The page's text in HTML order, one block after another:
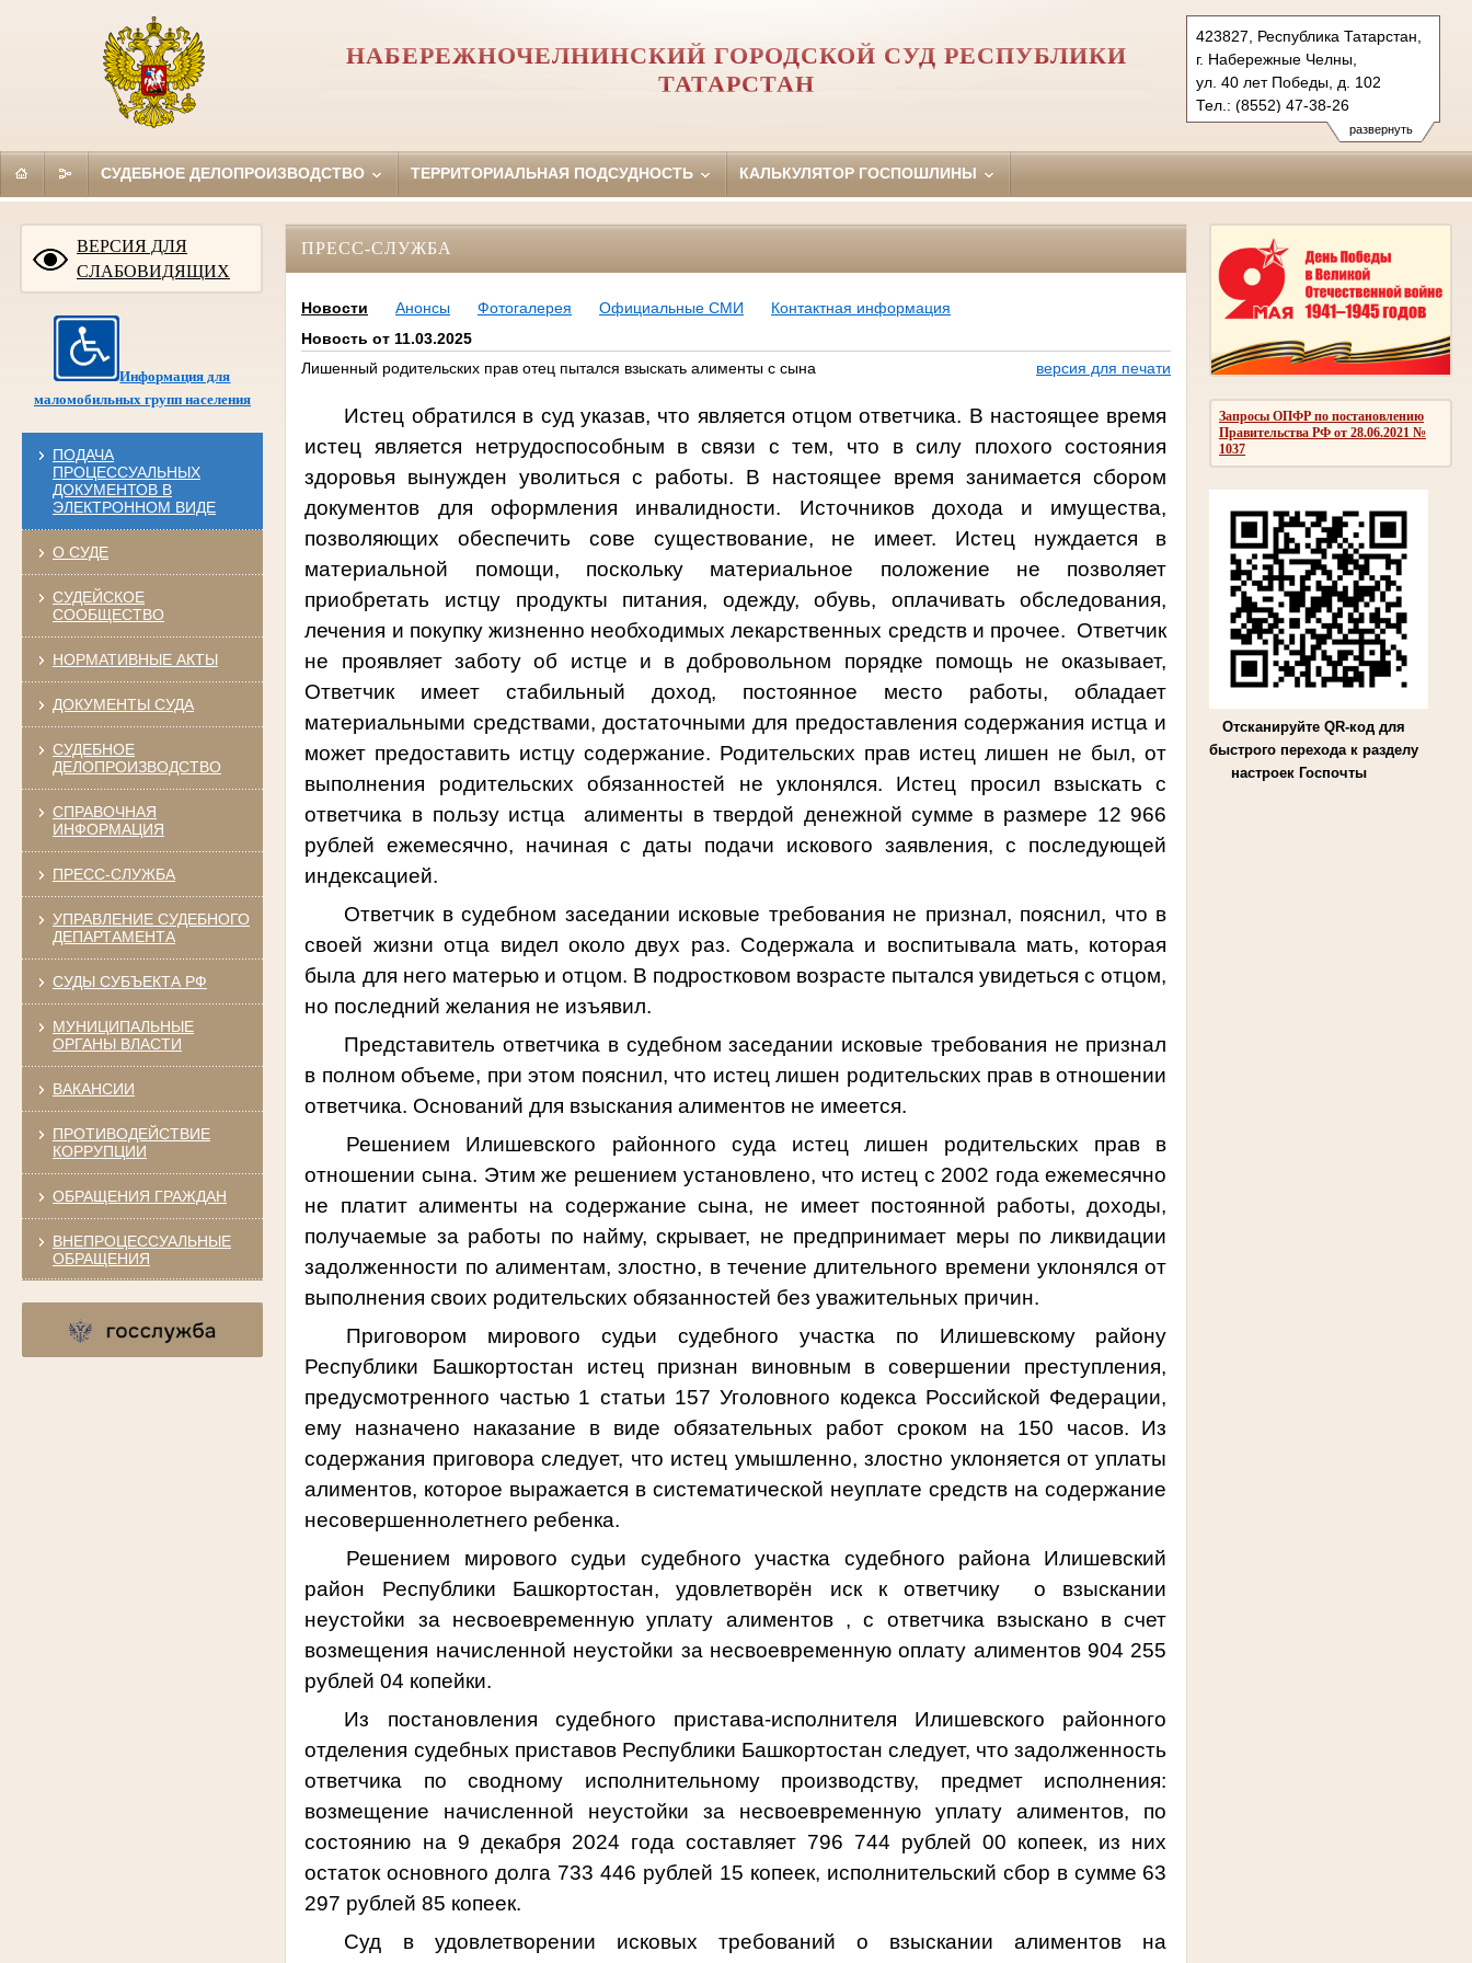
развернуть
423827, Республика Татарстан,
г. Набережные Челны,
ул. 40 лет Победы, д. 102
Тел.: (8552) 47-38-26
naberezhno-
chelninsky.tat@sudrf.ru
НАБЕРЕЖНОЧЕЛНИНСКИЙ ГОРОДСКОЙ СУД РЕСПУБЛИКИ
ТАТАРСТАН
СУДЕБНОЕ ДЕЛОПРОИЗВОДСТВО ТЕРРИТОРИАЛЬНАЯ ПОДСУДНОСТЬ КАЛЬКУЛЯТОР ГОСПОШЛИНЫ
ВЕРСИЯ ДЛЯ
СЛАБОВИДЯЩИХ
Информация для
маломобильных групп населения
ПОДАЧА
ПРОЦЕССУАЛЬНЫХ
ДОКУМЕНТОВ В
ЭЛЕКТРОННОМ ВИДЕ
О СУДЕ
СУДЕЙСКОЕ
СООБЩЕСТВО
НОРМАТИВНЫЕ АКТЫ
ДОКУМЕНТЫ СУДА
СУДЕБНОЕ
ДЕЛОПРОИЗВОДСТВО
СПРАВОЧНАЯ
ИНФОРМАЦИЯ
ПРЕСС-СЛУЖБА
УПРАВЛЕНИЕ СУДЕБНОГО
ДЕПАРТАМЕНТА
СУДЫ СУБЪЕКТА РФ
МУНИЦИПАЛЬНЫЕ
ОРГАНЫ ВЛАСТИ
ВАКАНСИИ
ПРОТИВОДЕЙСТВИЕ
КОРРУПЦИИ
ОБРАЩЕНИЯ ГРАЖДАН
ВНЕПРОЦЕССУАЛЬНЫЕ
ОБРАЩЕНИЯ
Запросы ОПФР по постановлению
Правительства РФ от 28.06.2021 №
1037
Отсканируйте QR-код для
быстрого перехода к разделу
настроек Госпочты
ПРЕСС-СЛУЖБА
Новости Анонсы Фотогалерея Официальные СМИ
Контактная информация
Новость от 11.03.2025
Лишенный родительских прав отец пытался взыскать алименты с сына
версия для печати
Истец обратился в суд указав, что является отцом ответчика. В настоящее время
истец является нетрудоспособным в связи с тем, что в силу плохого состояния
здоровья вынужден уволиться с работы. В настоящее время занимается сбором
документов для оформления инвалидности. Источников дохода и имущества,
позволяющих обеспечить сове существование, не имеет. Истец нуждается в
материальной помощи, поскольку материальное положение не позволяет
приобретать истцу продукты питания, одежду, обувь, оплачивать обследования,
лечения и покупку жизненно необходимых лекарственных средств и прочее. Ответчик
не проявляет заботу об истце и в добровольном порядке помощь не оказывает,
Ответчик имеет стабильный доход, постоянное место работы, обладает
материальными средствами, достаточными для предоставления содержания истца и
может предоставить истцу содержание. Родительских прав истец лишен не был, от
выполнения родительских обязанностей не уклонялся. Истец просил взыскать с
ответчика в пользу истца алименты в твердой денежной сумме в размере 12 966
рублей ежемесячно, начиная с даты подачи искового заявления, с последующей
индексацией.
Ответчик в судебном заседании исковые требования не признал, пояснил, что в
своей жизни отца видел около двух раз. Содержала и воспитывала мать, которая
была для него матерью и отцом. В подростковом возрасте пытался увидеться с отцом,
но последний желания не изъявил.
Представитель ответчика в судебном заседании исковые требования не признал
в полном объеме, при этом пояснил, что истец лишен родительских прав в отношении
ответчика. Оснований для взыскания алиментов не имеется.
Решением Илишевского районного суда истец лишен родительских прав в
отношении сына. Этим же решением установлено, что истец с 2002 года ежемесячно
не платит алименты на содержание сына, не имеет постоянной работы, доходы,
получаемые за работы по найму, скрывает, не предпринимает меры по ликвидации
задолженности по алиментам, злостно, в течение длительного времени уклонялся от
выполнения своих родительских обязанностей без уважительных причин.
Приговором мирового судьи судебного участка по Илишевскому району
Республики Башкортостан истец признан виновным в совершении преступления,
предусмотренного частью 1 статьи 157 Уголовного кодекса Российской Федерации,
ему назначено наказание в виде обязательных работ сроком на 150 часов. Из
содержания приговора следует, что истец умышленно, злостно уклоняется от уплаты
алиментов, которое выражается в систематической неуплате средств на содержание
несовершеннолетнего ребенка.
Решением мирового судьи судебного участка судебного района Илишевский
район Республики Башкортостан, удовлетворён иск к ответчику о взыскании
неустойки за несвоевременную уплату алиментов , с ответчика взыскано в счет
возмещения начисленной неустойки за несвоевременную оплату алиментов 904 255
рублей 04 копейки.
Из постановления судебного пристава-исполнителя Илишевского районного
отделения судебных приставов Республики Башкортостан следует, что задолженность
ответчика по сводному исполнительному производству, предмет исполнения:
возмещение начисленной неустойки за несвоевременную уплату алиментов, по
состоянию на 9 декабря 2024 года составляет 796 744 рублей 00 копеек, из них
остаток основного долга 733 446 рублей 15 копеек, исполнительский сбор в сумме 63
297 рублей 85 копеек.
Суд в удовлетворении исковых требованийо взыскании алиментов на